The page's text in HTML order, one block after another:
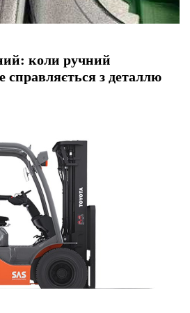
коли ручний
справляється з деталлю